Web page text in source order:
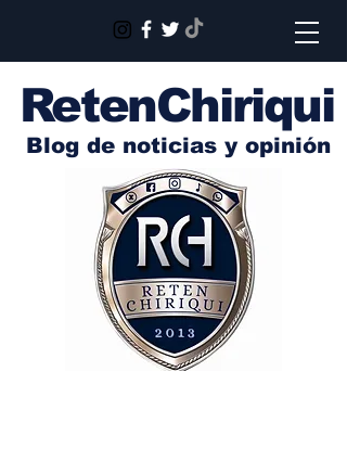
RetenChiriqui
Blog de noticias y opinión